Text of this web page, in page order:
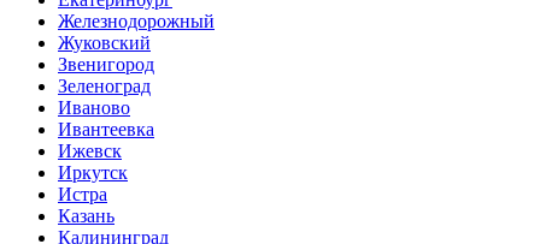
Железнодорожный
Жуковский
Звенигород
Зеленоград
Иваново
Ивантеевка
Ижевск
Иркутск
Истра
Казань
Калининград